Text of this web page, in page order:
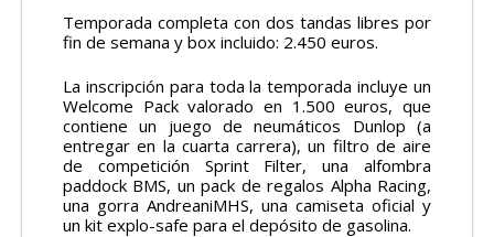
Temporada completa con dos tandas libres por
fin de semana y box incluido: 2.450 euros.
La inscripción para toda la temporada incluye un
Welcome Pack valorado en 1.500 euros, que
contiene un juego de neumáticos Dunlop (a
entregar en la cuarta carrera), un filtro de aire
de competición Sprint Filter, una alfombra
paddock BMS, un pack de regalos Alpha Racing,
una gorra AndreaniMHS, una camiseta oficial y
un kit explo-safe para el depósito de gasolina.